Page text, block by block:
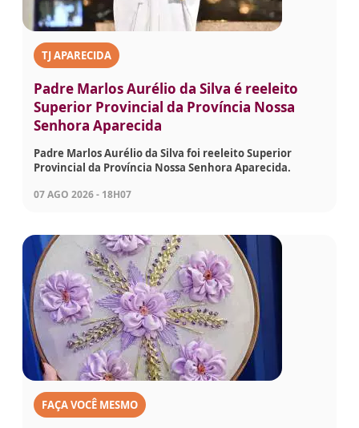
TJ APARECIDA
Padre Marlos Aurélio da Silva é reeleito
Superior Provincial da Província Nossa
Senhora Aparecida
Padre Marlos Aurélio da Silva foi reeleito Superior
Provincial da Província Nossa Senhora Aparecida.
07 AGO 2026 - 18H07
FAÇA VOCÊ MESMO